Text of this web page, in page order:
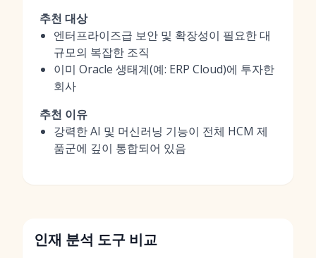
추천 대상
엔터프라이즈급 보안 및 확장성이 필요한 대
규모의 복잡한 조직
이미 Oracle 생태계(예: ERP Cloud)에 투자한
회사
추천 이유
강력한 AI 및 머신러닝 기능이 전체 HCM 제
품군에 깊이 통합되어 있음
인재 분석 도구 비교